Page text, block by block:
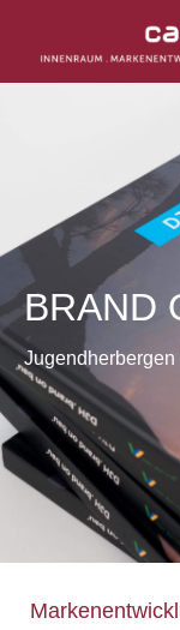
BRAND